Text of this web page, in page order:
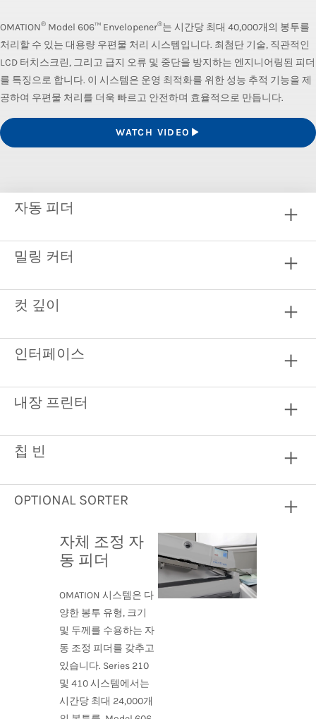
OMATION® Model 606™ Envelopener®는 시간당 최대 40,000개의 봉투를
처리할 수 있는 대용량 우편물 처리 시스템입니다. 최첨단 기술, 직관적인
LCD 터치스크린, 그리고 급지 오류 및 중단을 방지하는 엔지니어링된 피더
를 특징으로 합니다. 이 시스템은 운영 최적화를 위한 성능 추적 기능을 제
공하여 우편물 처리를 더욱 빠르고 안전하며 효율적으로 만듭니다.
WATCH VIDEO
자동 피더
밀링 커터
컷 깊이
인터페이스
내장 프린터
칩 빈
OPTIONAL SORTER
자체 조정 자
동 피더
OMATION 시스템은 다
양한 봉투 유형, 크기
및 두께를 수용하는 자
동 조정 피더를 갖추고
있습니다. Series 210
및 410 시스템에서는
시간당 최대 24,000개